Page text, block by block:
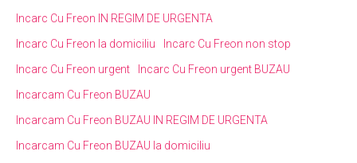
Incarc Cu Freon IN REGIM DE URGENTA
Incarc Cu Freon la domiciliu
Incarc Cu Freon non stop
Incarc Cu Freon urgent
Incarc Cu Freon urgent BUZAU
Incarcam Cu Freon BUZAU
Incarcam Cu Freon BUZAU IN REGIM DE URGENTA
Incarcam Cu Freon BUZAU la domiciliu